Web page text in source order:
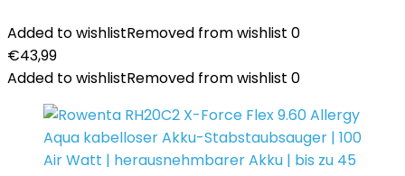
Added to wishlistRemoved from wishlist 0
€43,99
Added to wishlistRemoved from wishlist 0